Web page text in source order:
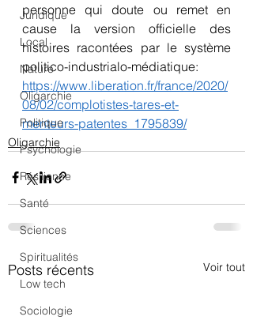
Juridique
Local
Nature
Oligarchie
Politique
Psychologie
Résilience
Santé
Sciences
Spiritualités
Low tech
Sociologie
personne qui doute ou remet en
cause la version officielle des
histoires racontées par le système
politico-industrialo-médiatique:
https://www.liberation.fr/france/2020/
08/02/complotistes-tares-et-
menteurs-patentes_1795839/
Oligarchie
Posts récents Voir tout